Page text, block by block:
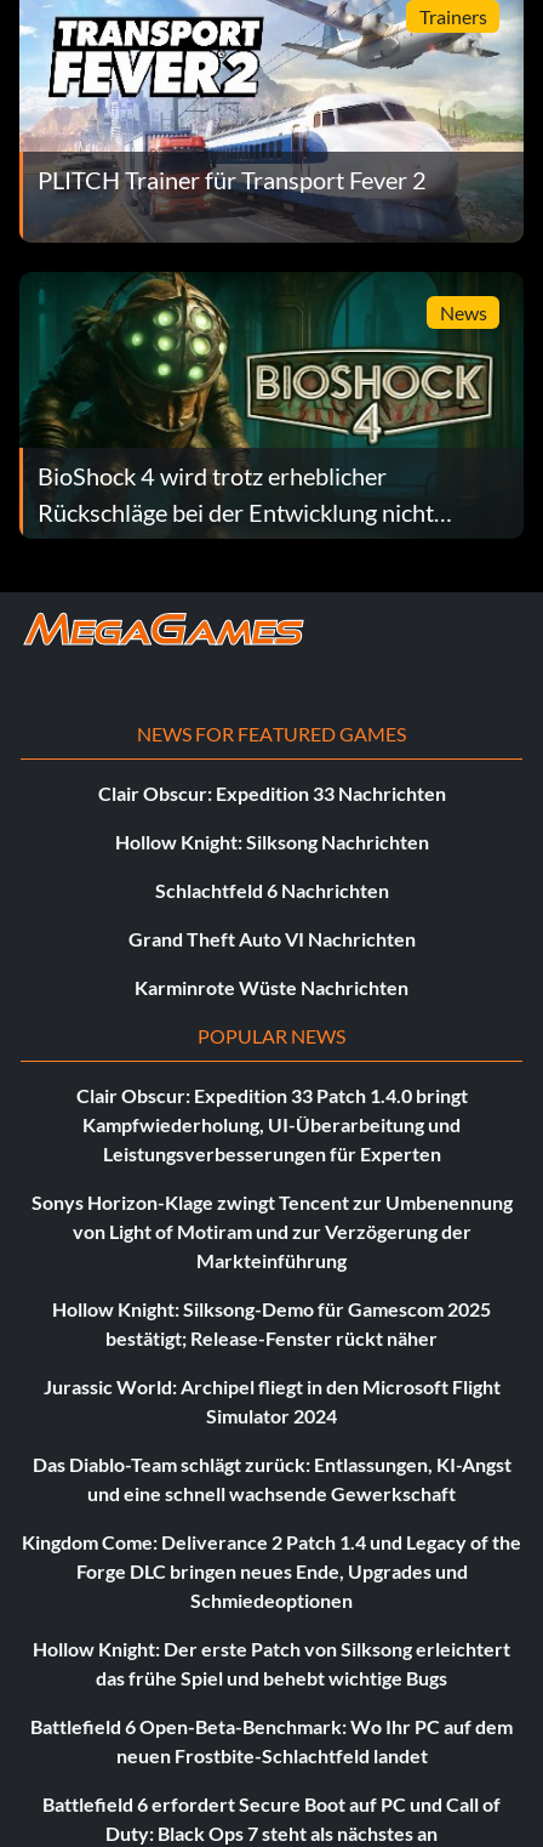
Trainers
PLITCH Trainer für Transport Fever 2
News
BioShock 4 wird trotz erheblicher
Rückschläge bei der Entwicklung nicht
gecancelt
NEWS FOR FEATURED GAMES
Clair Obscur: Expedition 33 Nachrichten
Hollow Knight: Silksong Nachrichten
Schlachtfeld 6 Nachrichten
Grand Theft Auto VI Nachrichten
Karminrote Wüste Nachrichten
POPULAR NEWS
Clair Obscur: Expedition 33 Patch 1.4.0 bringt
Kampfwiederholung, UI-Überarbeitung und
Leistungsverbesserungen für Experten
Sonys Horizon-Klage zwingt Tencent zur Umbenennung
von Light of Motiram und zur Verzögerung der
Markteinführung
Hollow Knight: Silksong-Demo für Gamescom 2025
bestätigt; Release-Fenster rückt näher
Jurassic World: Archipel fliegt in den Microsoft Flight
Simulator 2024
Das Diablo-Team schlägt zurück: Entlassungen, KI-Angst
und eine schnell wachsende Gewerkschaft
Kingdom Come: Deliverance 2 Patch 1.4 und Legacy of the
Forge DLC bringen neues Ende, Upgrades und
Schmiedeoptionen
Hollow Knight: Der erste Patch von Silksong erleichtert
das frühe Spiel und behebt wichtige Bugs
Battlefield 6 Open-Beta-Benchmark: Wo Ihr PC auf dem
neuen Frostbite-Schlachtfeld landet
Battlefield 6 erfordert Secure Boot auf PC und Call of
Duty: Black Ops 7 steht als nächstes an